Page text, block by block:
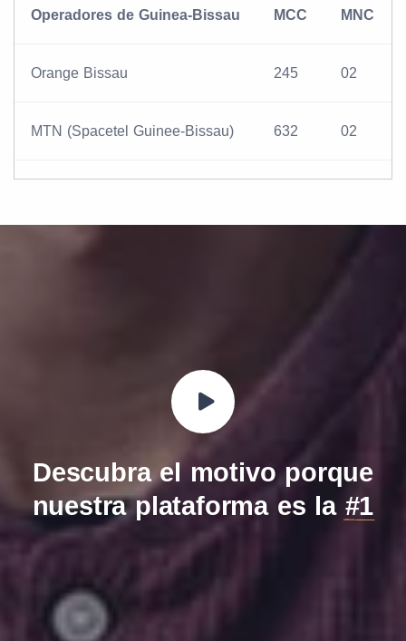
Operadores de Guinea-Bissau MCC MNC
Orange Bissau 245 02
MTN (Spacetel Guinee-Bissau) 632 02
Descubra el motivo porque
nuestra plataforma es la #1